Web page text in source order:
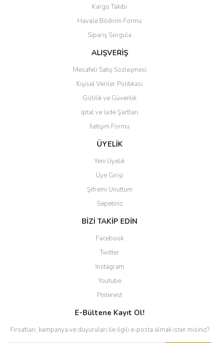
Ürün açıklamasında eksik bilgiler bulunuyor.
Ürün bilgilerinde hatalar bulunuyor.
Ürün fiyatı diğer sitelerden daha pahalı.
Bu ürüne benzer farklı alternatifler olmalı.
Gönder
Kargo Takibi
Havale Bildirim Formu
Sipariş Sorgula
ALIŞVERİŞ
Mesafeli Satış Sözleşmesi
Kişisel Veriler Politikası
Gizlilik ve Güvenlik
İptal ve İade Şartları
İletişim Formu
ÜYELİK
Yeni Üyelik
Üye Girişi
Şifremi Unuttum
Sepetiniz
BİZİ TAKİP EDİN
Facebook
Twitter
Instagram
Youtube
Pinterest
E-Bültene Kayıt Ol!
Fırsatları, kampanya ve duyuruları ile ilgili e-posta almak ister misiniz?